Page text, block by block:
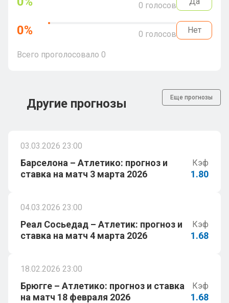
0 голосов
0% 0 голосов Нет
Всего проголосовало 0
Другие прогнозы Еще прогнозы
03.03.2026 23:00
Барселона – Атлетико: прогноз и
ставка на матч 3 марта 2026
Кэф
1.80
04.03.2026 23:00
Реал Сосьедад – Атлетик: прогноз и
ставка на матч 4 марта 2026
Кэф
1.68
18.02.2026 23:00
Брюгге – Атлетико: прогноз и ставка
на матч 18 февраля 2026
Кэф
1.68